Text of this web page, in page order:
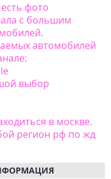
фото
с большим
автомобилей
выбор
в москве.
регион рф по жд